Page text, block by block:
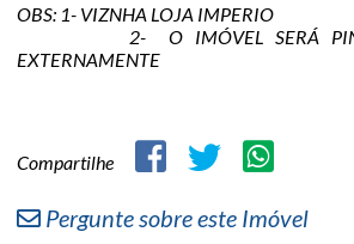
OBS: 1- VIZNHA LOJA IMPERIO
2- O IMÓVEL SERÁ
EXTERNAMENTE
Compartilhe
Pergunte sobre este Imóvel